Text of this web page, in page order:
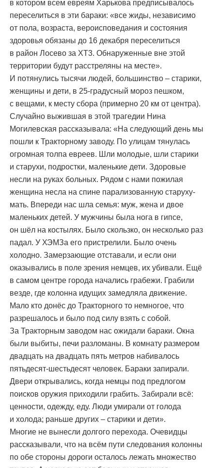
в котором всем евреям Харькова предписывалось
переселиться в эти бараки: «все жиды, независимо
от пола, возраста, вероисповедания и состояния
здоровья обязаны до 16 декабря переселиться
в район Лосево за ХТ3. Обнаруженные вне этой
территории будут расстреляны на месте».
И потянулись тысячи людей, большинство – старики,
женщины и дети, в 25-градусный мороз пешком,
с вещами, к месту сбора (примерно 20 км от центра).
Случайно выжившая в этой трагедии Нина
Могилевская рассказывала: «На следующий день мы
пошли к Тракторному заводу. По улицам тянулась
огромная толпа евреев. Шли молодые, шли старики
и старухи, подростки, маленькие дети. Здоровые
несли на руках больных. Рядом с нами пожилая
женщина несла на спине парализованную старуху-
мать. Впереди нас шла семья: муж, жена и двое
маленьких детей. У мужчины была нога в гипсе,
он шёл на костылях. Было скользко, он несколько раз
падал. У ХЭМЗа его пристрелили. Было очень
холодно. Замерзающие отставали, и если они
оказывались в поле зрения немцев, их убивали. Ещё
в самом центре города начались грабежи. Грабили
везде, где колонна идущих замедляла движение.
Мало кто донёс до Тракторного то немногое, что
разрешалось и было под силу взять с собой.
За Тракторным заводом нас ожидали бараки. Окна
были выбиты, печи разломаны. В комнату размером
двадцать на двадцать пять метров набивалось
пятьдесят-шестьдесят человек. Бараки запирали.
Двери открывались, когда немцы под предлогом
поисков оружия приходили грабить. Забирали всё:
ценности, одежду, еду. Люди умирали от голода
и холода; раньше других – старики и дети».
Многие не вынесли долгого перехода. Очевидцы
рассказывали, что на всём пути следования колонны
по обе стороны дороги осталось лежать множество